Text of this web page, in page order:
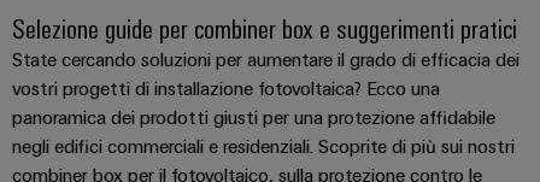
Selezione guide per combiner box e suggerimenti pratici
State cercando soluzioni per aumentare il grado di efficacia dei
vostri progetti di installazione fotovoltaica? Ecco una
panoramica dei prodotti giusti per una protezione affidabile
negli edifici commerciali e residenziali. Scoprite di più sui nostri
combiner box per il fotovoltaico, sulla protezione contro le